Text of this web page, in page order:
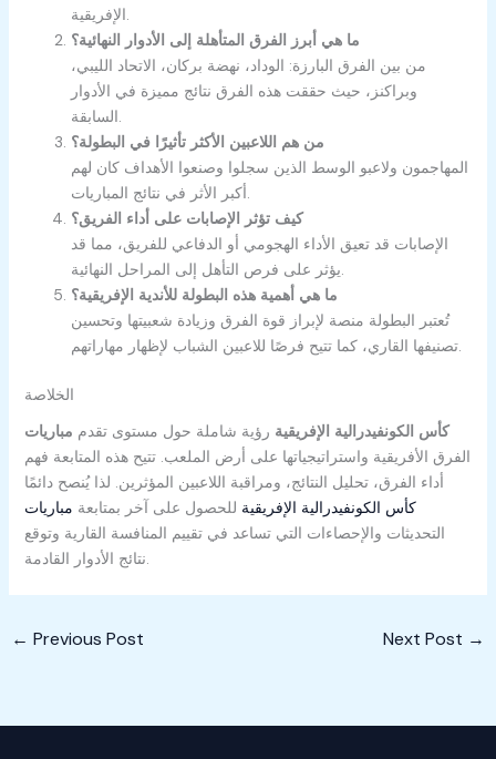
الإفريقية.
ما هي أبرز الفرق المتأهلة إلى الأدوار النهائية؟
من بين الفرق البارزة: الوداد، نهضة بركان، الاتحاد الليبي،
وبراكنز، حيث حققت هذه الفرق نتائج مميزة في الأدوار
السابقة.
من هم اللاعبين الأكثر تأثيرًا في البطولة؟
المهاجمون ولاعبو الوسط الذين سجلوا وصنعوا الأهداف كان لهم
أكبر الأثر في نتائج المباريات.
كيف تؤثر الإصابات على أداء الفريق؟
الإصابات قد تعيق الأداء الهجومي أو الدفاعي للفريق، مما قد
يؤثر على فرص التأهل إلى المراحل النهائية.
ما هي أهمية هذه البطولة للأندية الإفريقية؟
تُعتبر البطولة منصة لإبراز قوة الفرق وزيادة شعبيتها وتحسين
تصنيفها القاري، كما تتيح فرصًا للاعبين الشباب لإظهار مهاراتهم.
الخلاصة
تقدم
مباريات ‎كأس الكونفيدرالية الإفريقية رؤية شاملة حول مستوى
الفرق الأفريقية واستراتيجياتها على أرض الملعب. تتيح هذه المتابعة فهم
أداء الفرق، تحليل النتائج، ومراقبة اللاعبين المؤثرين. لذا يُنصح دائمًا
بمتابعة
مباريات ‎كأس الكونفيدرالية الإفريقية للحصول على آخر
التحديثات والإحصاءات التي تساعد في تقييم المنافسة القارية وتوقع
← Previous Post Next Post →